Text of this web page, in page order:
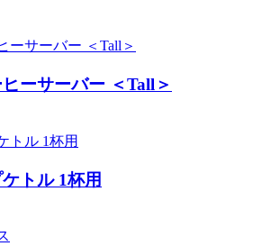
ーサーバー ＜Tall＞
トル 1杯用